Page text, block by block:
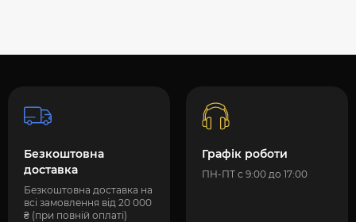
Безкоштовна
доставка
Безкоштовна доставка на
всі замовлення від 20 000
₴ (при повній оплаті)
Графік роботи
ПН-ПТ с 9:00 до 17:00